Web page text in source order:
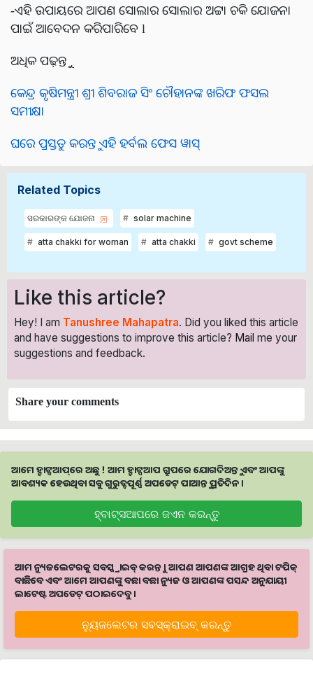
-ଏହି ଉପାୟରେ ଆପଣ ସୋଲାର ସୋଲାର ଅଟ୍ଟା ଚକି ଯୋଜନା
ପାଇଁ ଆବେଦନ କରିପାରିବେ l
ଅଧିକ ପଢ଼ନ୍ତୁ
କେନ୍ଦ୍ର କୃଷିମନ୍ତ୍ରୀ ଶ୍ରୀ ଶିବରାଜ ସିଂ ଚୌହାନଙ୍କ ଖରିଫ ଫସଲ
ସମୀକ୍ଷା
ଘରେ ପ୍ରସ୍ତୁତ କରନ୍ତୁ ଏହି ହର୍ବଲ ଫେସ ୱାସ୍
Related Topics
ସରକାରଙ୍କ ଯୋଜନା solar machine
atta chakki for woman atta chakki govt scheme
Like this article?
Hey! I am Tanushree Mahapatra. Did you liked this article
and have suggestions to improve this article? Mail me your
suggestions and feedback.
Share your comments
ଆମେ ହ୍ବାଟ୍ସଆପ୍‌ରେ ଅଛୁ ! ଆମ ହ୍ବାଟ୍ସଆପ ଗ୍ରୁପରେ ଯୋଗଦିଅନ୍ତୁ ଏବଂ ଆପଙ୍କୁ
ଆବଶ୍ୟକ ହେଉଥିବା ସବୁ ଗୁରୁତ୍ବପୂର୍ଣ୍ଣ ଅପଡେଟ୍‌ ପାଆନ୍ତୁ ପ୍ରତିଦିନ ।
ହ୍ବାଟ୍ସଆପରେ ଜଏନ କରନ୍ତୁ
ଆମ ନ୍ୟୁଜଲେଟରକୁ ସବସ୍କ୍ରାଇବ୍ କରନ୍ତୁ । ଆପଣ ଆପଣଙ୍କ ଆଗ୍ରହ ଥିବା ଟପିକ୍‌
ବାଛିବେ ଏବଂ ଆମେ ଆପଣଙ୍କୁ ବଛା ବଛା ନ୍ୟୁଜ ଓ ଆପଣଙ୍କ ପସନ୍ଦ ଅନୁଯାୟୀ
ଲାଟେଷ୍ଟ ଅପଡେଟ୍‌ ପଠାଇଦେବୁ ।
ନ୍ୟୁଜଲେଟର ସବସ୍କ୍ରାଇବ୍‌ କରନ୍ତୁ